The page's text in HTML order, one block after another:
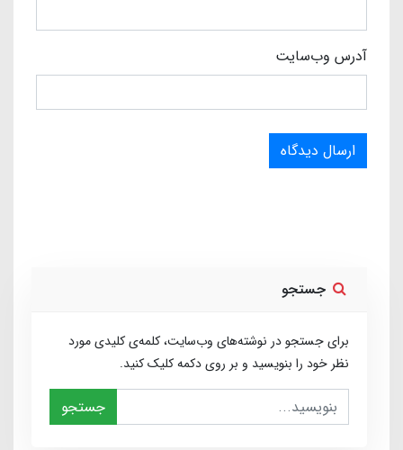
آدرس وب‌سایت
ارسال دیدگاه
جستجو
برای جستجو در نوشته‌های وب‌سایت، کلمه‌ی کلیدی مورد
نظر خود را بنویسید و بر روی دکمه کلیک کنید.
جستجو